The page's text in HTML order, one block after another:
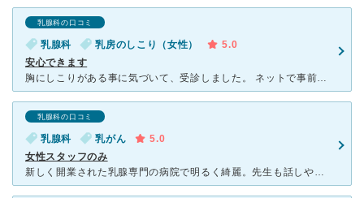
乳腺科の口コミ
乳腺科 乳房のしこり（女性）
5.0
安心できます
胸にしこりがある事に気づいて、受診しました。 ネットで事前に予約できるので便利でした。 待ち時間は15分から20分くらいでした。マンモグラフィーと超音波検査をしました。 画像を見ながら先生から丁
乳腺科の口コミ
乳腺科 乳がん
5.0
女性スタッフのみ
新しく開業された乳腺専門の病院で明るく綺麗。先生も話しやすく、看護師さんもベテランで安心して話せます。 技師さんもとても丁寧でストレスなく検索診察が受けられる ピンクリボンや患者支援も携わっていて